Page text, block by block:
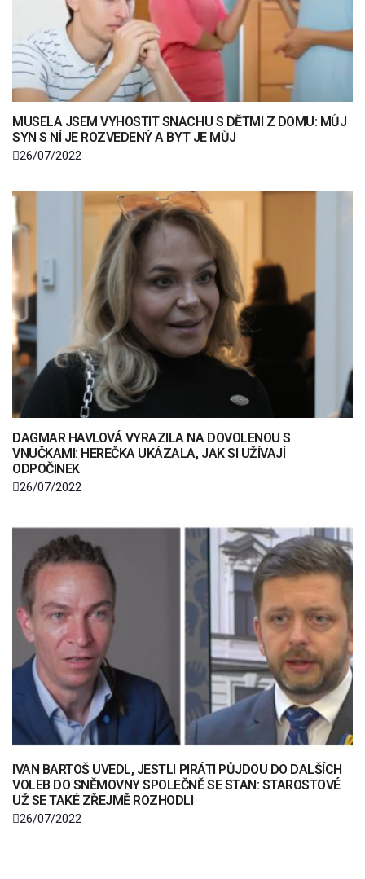
MUSELA JSEM VYHOSTIT SNACHU S DĚTMI Z DOMU: MŮJ
SYN S NÍ JE ROZVEDENÝ A BYT JE MŮJ
26/07/2022
DAGMAR HAVLOVÁ VYRAZILA NA DOVOLENOU S
VNUČKAMI: HEREČKA UKÁZALA, JAK SI UŽÍVAJÍ
ODPOČINEK
26/07/2022
IVAN BARTOŠ UVEDL, JESTLI PIRÁTI PŮJDOU DO DALŠÍCH
VOLEB DO SNĚMOVNY SPOLEČNĚ SE STAN: STAROSTOVÉ
UŽ SE TAKÉ ZŘEJMĚ ROZHODLI
26/07/2022